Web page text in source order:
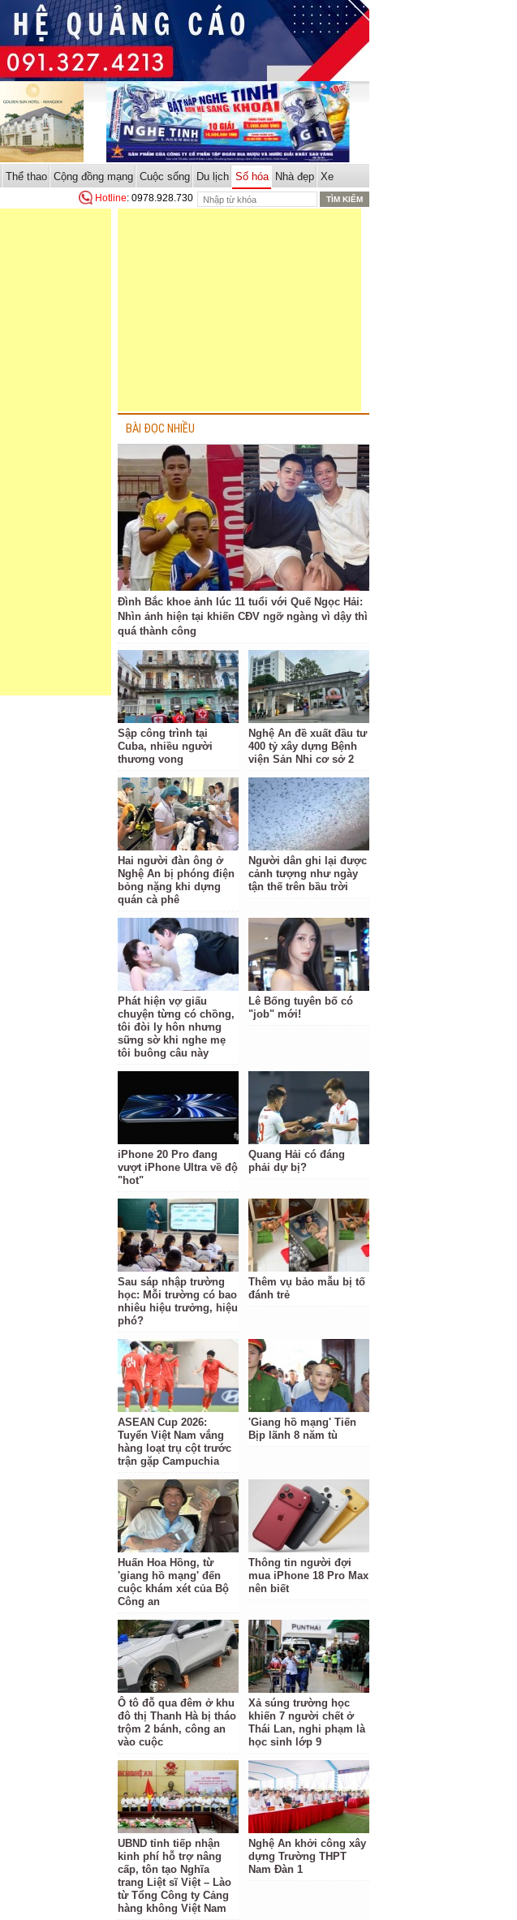
Thể thao Cộng đồng mạng Cuộc sống Du lịch Số hóa Nhà đẹp Xe
Hotline: 0978.928.730
BÀI ĐỌC NHIỀU
Đình Bắc khoe ảnh lúc 11 tuổi với Quế Ngọc Hải:
Nhìn ảnh hiện tại khiến CĐV ngỡ ngàng vì dậy thì
quá thành công
Sập công trình tại
Cuba, nhiều người
thương vong
Nghệ An đề xuất đầu tư
400 tỷ xây dựng Bệnh
viện Sản Nhi cơ sở 2
Hai người đàn ông ở
Nghệ An bị phóng điện
bỏng nặng khi dựng
quán cà phê
Người dân ghi lại được
cảnh tượng như ngày
tận thế trên bầu trời
Phát hiện vợ giấu
chuyện từng có chồng,
tôi đòi ly hôn nhưng
sững sờ khi nghe mẹ
tôi buông câu này
Lê Bống tuyên bố có
"job" mới!
iPhone 20 Pro đang
vượt iPhone Ultra về độ
"hot"
Quang Hải có đáng
phải dự bị?
Sau sáp nhập trường
học: Mỗi trường có bao
nhiêu hiệu trưởng, hiệu
phó?
Thêm vụ bảo mẫu bị tố
đánh trẻ
ASEAN Cup 2026:
Tuyển Việt Nam vắng
hàng loạt trụ cột trước
trận gặp Campuchia
'Giang hồ mạng' Tiến
Bịp lãnh 8 năm tù
Huấn Hoa Hồng, từ
'giang hồ mạng' đến
cuộc khám xét của Bộ
Công an
Thông tin người đợi
mua iPhone 18 Pro Max
nên biết
Ô tô đỗ qua đêm ở khu
đô thị Thanh Hà bị tháo
trộm 2 bánh, công an
vào cuộc
Xả súng trường học
khiến 7 người chết ở
Thái Lan, nghi phạm là
học sinh lớp 9
UBND tỉnh tiếp nhận
kinh phí hỗ trợ nâng
cấp, tôn tạo Nghĩa
trang Liệt sĩ Việt – Lào
từ Tổng Công ty Cảng
hàng không Việt Nam
Nghệ An khởi công xây
dựng Trường THPT
Nam Đàn 1